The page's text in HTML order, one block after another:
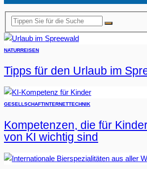
NATURREISEN
Tipps für den Urlaub im
GESELLSCHAFTINTERNETTECHNIK
Kompetenzen, die für
von KI wichtig sind